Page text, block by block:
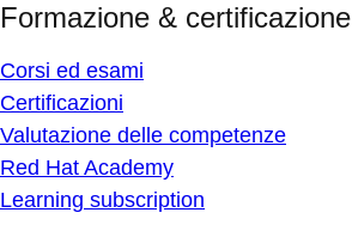
Formazione & certificazione
Corsi ed esami
Certificazioni
Valutazione delle competenze
Red Hat Academy
Learning subscription